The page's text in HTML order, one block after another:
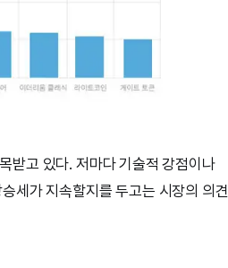
받고 있다. 저마다 기술적 강점이나
세가 지속할지를 두고는 시장의 의견